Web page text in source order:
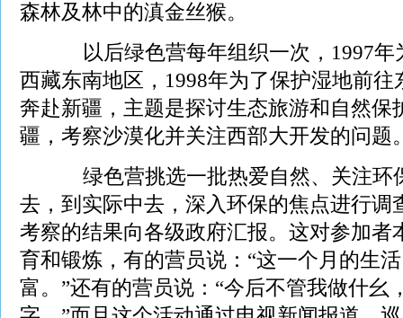
森林及林中的滇金丝猴。
以后绿色营每年组织一次，1997年
西藏东南地区，1998年为了保护湿地前往
奔赴新疆，主题是探讨生态旅游和自然保
疆，考察沙漠化并关注西部大开发的问题
绿色营挑选一批热爱自然、关注环
去，到实际中去，深入环保的焦点进行调
考察的结果向各级政府汇报。这对参加者
育和锻炼，有的营员说：“这一个月的生
富。”还有的营员说：“今后不管我做什幺